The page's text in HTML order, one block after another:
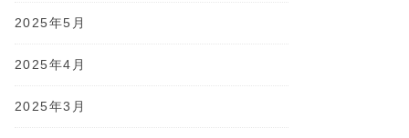
2025年5月
2025年4月
2025年3月